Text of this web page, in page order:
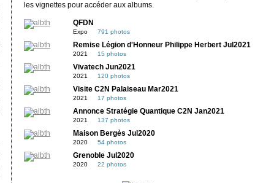
les vignettes pour accéder aux albums.
QFDN
Expo 791 photos
Remise Légion d'Honneur Philippe Herbert Jul2021
2021 15 photos
Vivatech Jun2021
2021 120 photos
Visite C2N Palaiseau Mar2021
2021 17 photos
Annonce Stratégie Quantique C2N Jan2021
2021 137 photos
Maison Bergès Jul2020
2020 54 photos
Grenoble Jul2020
2020 22 photos